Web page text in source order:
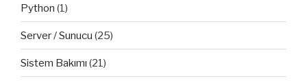
Python (1)
Server / Sunucu (25)
Sistem Bakımı (21)